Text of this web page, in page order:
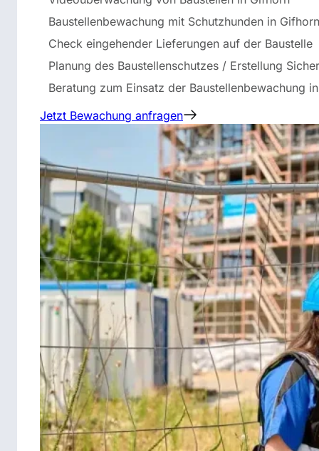
Baustellenbewachung mit Schutzhunden in
Check eingehender Lieferungen auf der Baustelle
Planung des Baustellenschutzes / Erstellung
Beratung zum Einsatz der Baustellenbewachung
Jetzt Bewachung anfragen